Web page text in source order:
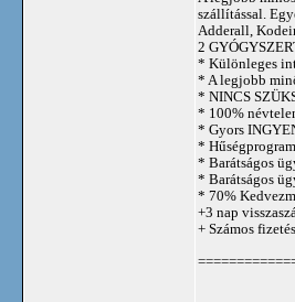
szállítással.
Adderall,
2
* Különleges
* A legjobb
* NINCS
* 100%
* Gyors
* Hűségprogram
* Barátságos
* Barátságos
* 70%
+3 nap
+ Számos